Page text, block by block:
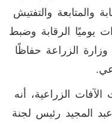
والمتابعة والتفتيش
يوميًا الرقابة وضبط
الزراعة حفاظًا
الزراعية، أنه
المجيد رئيس لجنة